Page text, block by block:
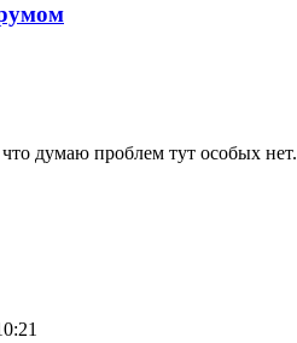
думаю проблем тут особых нет.